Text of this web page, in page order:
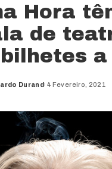
Hora
de
Durand 4 Fevereiro, 2021